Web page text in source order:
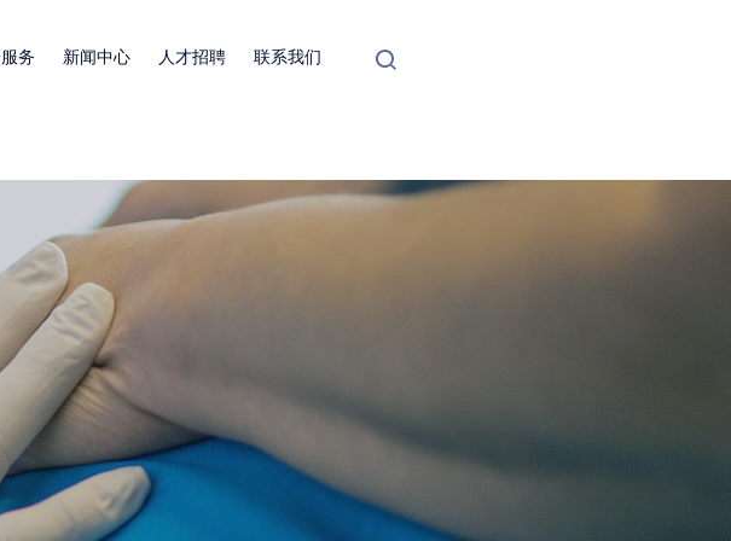
务 新闻中心 人才招聘 联系我们